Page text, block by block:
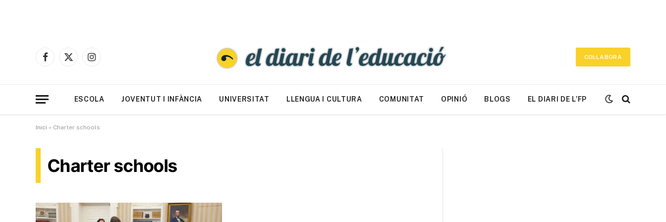
Facebook
X
Instagram
COL·LABORA
ESCOLA JOVENTUT I INFÀNCIA UNIVERSITAT LLENGUA I CULTURA COMUNITAT OPINIÓ BLOGS EL DIARI DE L’FP
Inici » Charter schools
Charter schools